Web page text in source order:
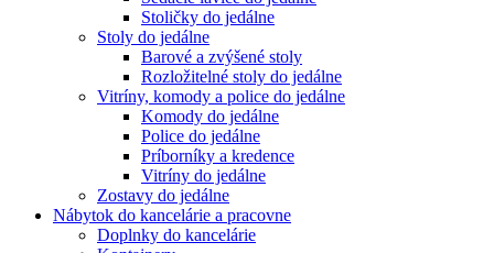
Stoličky do jedálne
Stoly do jedálne
Barové a zvýšené stoly
Rozložitelné stoly do jedálne
Vitríny, komody a police do jedálne
Komody do jedálne
Police do jedálne
Príborníky a kredence
Vitríny do jedálne
Zostavy do jedálne
Nábytok do kancelárie a pracovne
Doplnky do kancelárie